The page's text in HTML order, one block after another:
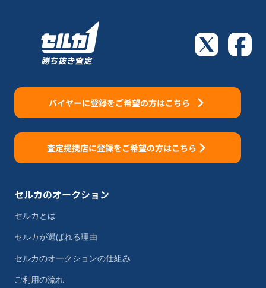
バイヤーに登録をご希望の方はこちら
査定提携店に登録をご希望の方はこちら
セルカのオークション
セルカとは
セルカが選ばれる理由
セルカのオークションの仕組み
ご利用の流れ